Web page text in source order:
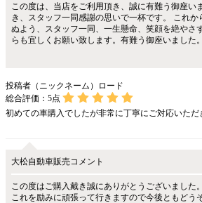
この度は、当店をご利用頂き、誠に有難う御座い
き、スタッフ一同感謝の思いで一杯です。 これか
ぬよう、スタッフ一同、一生懸命、笑顔を絶やさ
らも宜しくお願い致します。有難う御座いました。
投稿者（ニックネーム）ロード
総合評価： 5点
初めての車購入でしたが非常に丁寧にご対応いただ
大松自動車販売コメント
この度はご購入戴き誠にありがとうございました
これを励みに頑張って行きますので今後ともどう